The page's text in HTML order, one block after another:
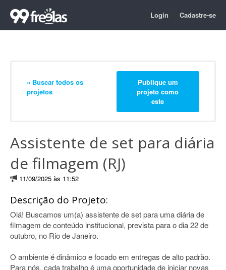
Login Cadastre-se
« Buscar todos os
projetos
Publique um
projeto como
este
Assistente de set para diária
de filmagem (RJ)
11/09/2025 às 11:52
Descrição do Projeto:
Olá! Buscamos um(a) assistente de set para uma diária de
filmagem de conteúdo institucional, prevista para o dia 22 de
outubro, no Rio de Janeiro.
O ambiente é dinâmico e focado em entregas de alto padrão.
Para nós, cada trabalho é uma oportunidade de iniciar novas